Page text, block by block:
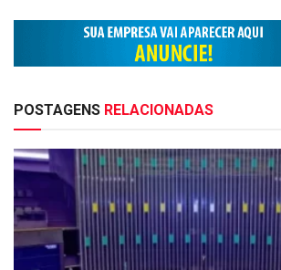
POSTAGENS RELACIONADAS